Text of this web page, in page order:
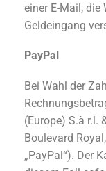
einer E-Mail, die
Geldeingang
PayPal
Bei Wahl der
(Europe) S.à r.l.
Boulevard
„PayPal“). Der